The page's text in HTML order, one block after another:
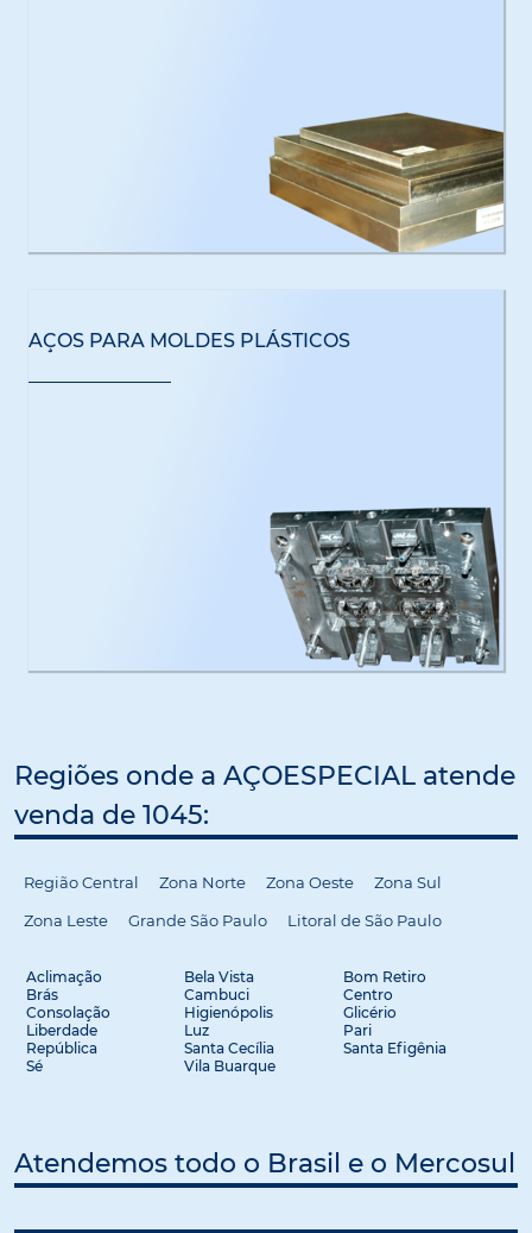
AÇOS PARA MOLDES PLÁSTICOS
Regiões onde a AÇOESPECIAL atende
venda de 1045:
Região Central Zona Norte Zona Oeste
Zona Sul
Zona Leste
Grande São Paulo Litoral de São Paulo
Aclimação Bela Vista
Bom Retiro
Brás
Cambuci
Centro
Consolação
Higienópolis
Glicério
Liberdade
Luz
Pari
República
Santa Cecília
Santa Efigênia
Sé
Vila Buarque
Atendemos todo o Brasil e o Mercosul